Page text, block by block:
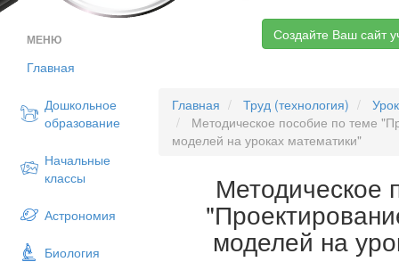
МЕНЮ
Главная
Дошкольное
образование
Начальные
классы
Астрономия
Биология
Создайте Ваш сайт
Главная Труд (технология)
Методическое пособие по теме
моделей на уроках математики"
Методическое
моделей на